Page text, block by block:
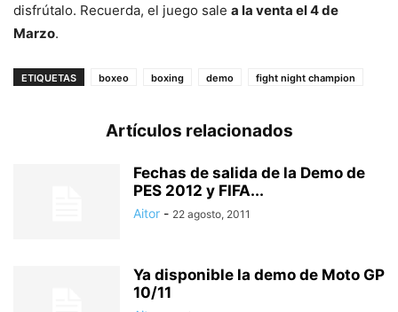
disfrútalo. Recuerda, el juego sale a la venta el 4 de
Marzo.
ETIQUETAS boxeo boxing demo fight night champion
Artículos relacionados
Fechas de salida de la Demo de
PES 2012 y FIFA...
Aitor - 22 agosto, 2011
Ya disponible la demo de Moto GP
10/11